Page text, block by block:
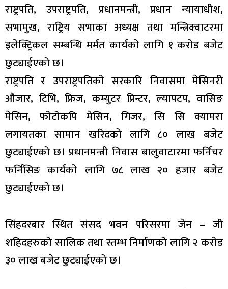
राष्ट्रपति, उपराष्ट्रपति, प्रधानमन्त्री, प्रधान न्यायाधीश,
सभामुख, राष्ट्रिय सभाका अध्यक्ष तथा मन्त्रिक्वाटरमा
इलेक्ट्रिकल सम्बन्धि मर्मत कार्यको लागि १ करोड बजेट
छुट्याईएको छ।
राष्ट्रपति र उपराष्ट्रपतिको सरकारि निवासमा मेसिनरी
औजार, टिभि, फ्रिज, कम्युटर प्रिन्टर, ल्यापटप, वासिङ
मेसिन, फोटोकपि मेसिन, गिजर, सि सि क्यामरा
लगायतका सामान खरिदको लागि ८० लाख बजेट
छुट्याईएको छ। प्रधानमन्त्री निवास बालुवाटारमा फर्निचर
फर्निसिङ कार्यको लागि ७८ लाख २० हजार बजेट
छुट्याईएको छ।
सिंहदरबार स्थित संसद भवन परिसरमा जेन – जी
शहिदहरुको सालिक तथा स्तम्भ निर्माणको लागि २ करोड
३० लाख बजेट छुट्याईएको छ।